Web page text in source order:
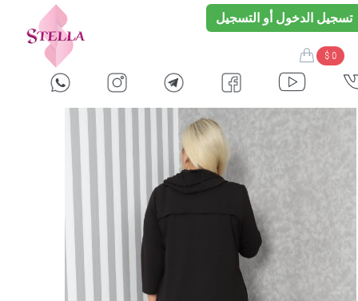
تسجيل الدخول أو التسجيل
$ 0